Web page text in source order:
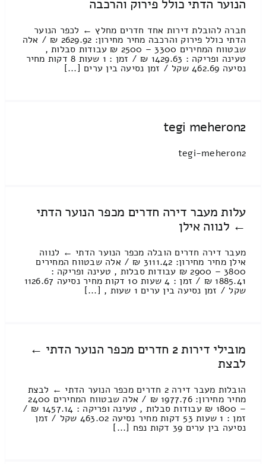
הנוער הדתי כולל פירוק והרכבה
חברה להובלת דירות אחד חדרים מחלץ ← לכפר הנוער
הדתי כולל פירוק והרכבה מחיר מחירון: 2629.92 ₪ / אלה
שבטווח המחירים 3300 – 2500 ₪ עבודות סבלות ,
טעינה ופריקה : 1429.63 ₪ / זמן : 1 שעות 8 דקות מחיר
נסיעה 462.69 שקל / זמן נסיעה בין ערים [...]
tegi meheron2
tegi-meheron2
עלות מעבר דירה חדרים מכפר הנוער הדתי
← לנווה אילן
מעבר דירה חדרים הובלה מכפר הנוער הדתי ← לנווה
אילן מחיר מחירון: 3111.42 ₪ / אלה שבטווח המחירים
3800 – 2900 ₪ עבודות סבלות , טעינה ופריקה :
1885.41 ₪ / זמן : 4 שעות 10 דקות מחיר נסיעה 1126.67
שקל / זמן נסיעה בין ערים 1 שעות , [...]
מובילי דירות 2 חדרים מכפר הנוער הדתי ←
לבצת
הובלות מעבר דירה 2 חדרים מכפר הנוער הדתי ← לבצת
מחיר מחירון: 1977.76 ₪ / אלה שבטווח המחירים 2400
– 1800 ₪ עבודות סבלות , טעינה ופריקה : 1457.14 ₪ /
זמן : 1 שעות 53 דקות מחיר נסיעה 463.02 שקל / זמן
נסיעה בין ערים 39 דקות נפח [...]